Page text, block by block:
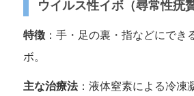
ウイルス性イボ（尋常性疣贅
特徴：手・足の裏・指などにでき
ボ。
主な治療法：液体窒素による冷凍